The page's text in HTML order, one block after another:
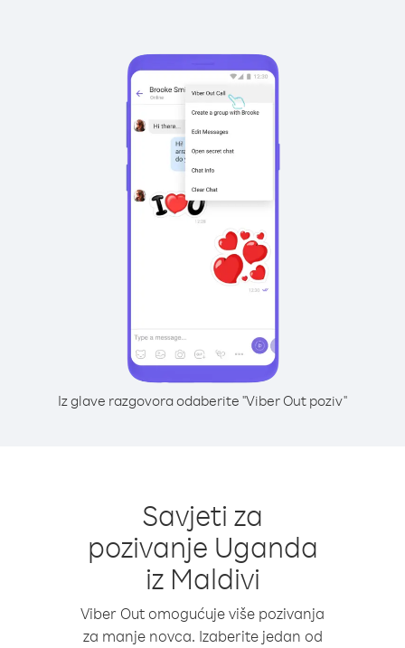
Iz glave razgovora odaberite "Viber Out poziv"
Savjeti za
pozivanje Uganda
iz Maldivi
Viber Out omogućuje više pozivanja
za manje novca. Izaberite jedan od